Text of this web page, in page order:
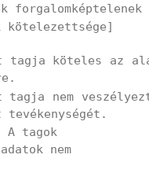
forgalomképtelenek
tagja köteles az
tagja nem
tevékenységét.
tagok
nem